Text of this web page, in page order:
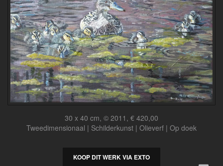
30 x 40 cm, © 2011, € 420,00
Tweedimensionaal | Schilderkunst | Olieverf | Op doek
KOOP DIT WERK VIA EXTO